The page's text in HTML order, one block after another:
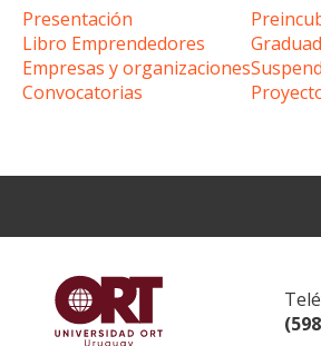
Presentación
Libro Emprendedores
Empresas y organizaciones
Convocatorias